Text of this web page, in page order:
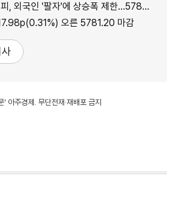
외국인 '팔자'에 상승폭 제한…5780선 마감
오른 5781.20 마감
아주경제. 무단전재·재배포 금지